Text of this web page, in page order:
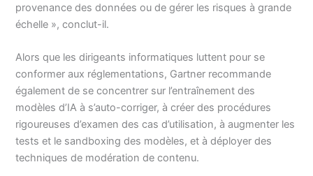
provenance des données ou de gérer les risques à grande
échelle », conclut-il.
Alors que les dirigeants informatiques luttent pour se
conformer aux réglementations, Gartner recommande
également de se concentrer sur l’entraînement des
modèles d’IA à s’auto-corriger, à créer des procédures
rigoureuses d’examen des cas d’utilisation, à augmenter les
tests et le sandboxing des modèles, et à déployer des
techniques de modération de contenu.